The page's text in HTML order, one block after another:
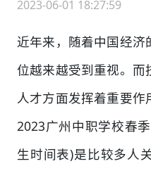
2023-06-01 18:27:59
近年来，随着中国经
位越来越受到重视。而
人才方面发挥着重要作
2023广州中职学校春
生时间表)是比较多人